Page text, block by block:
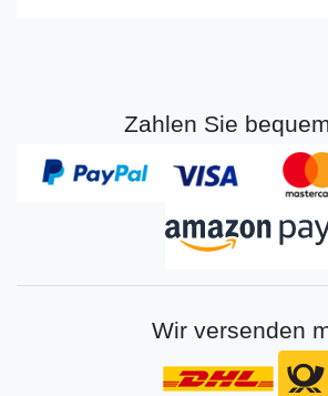
Zahlen Sie
Wir versenden